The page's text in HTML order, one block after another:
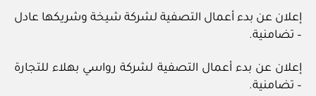
إعلان عن بدء أعمال التصفية لشركة شيخة وشريكها عادل
– تضامنية.
إعلان عن بدء أعمال التصفية لشركة رواسي بهلاء للتجارة
– تضامنية.